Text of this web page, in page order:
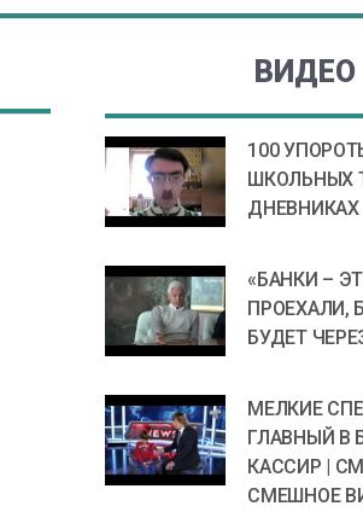
ВИДЕО
100
ШКОЛЬНЫХ
ДНЕВНИКАХ
«БАНКИ –
ПРОЕХАЛИ,
БУДЕТ
МЕЛКИЕ
ГЛАВНЫЙ В
КАССИР |
СМЕШНОЕ